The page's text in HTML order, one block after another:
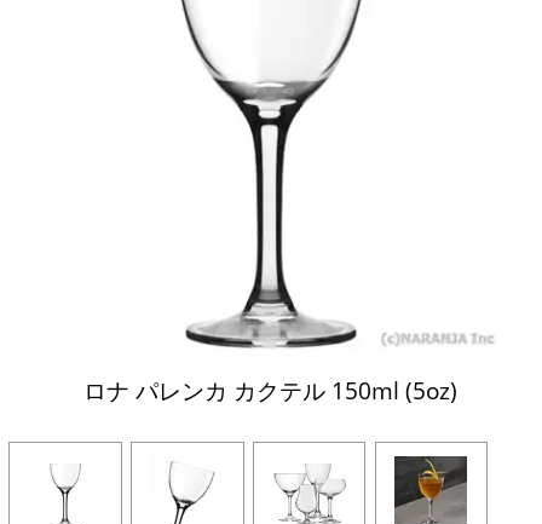
ロナ パレンカ カクテル 150ml (5oz)